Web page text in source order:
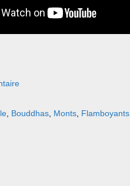
Bouddhas Monts Flamboyants